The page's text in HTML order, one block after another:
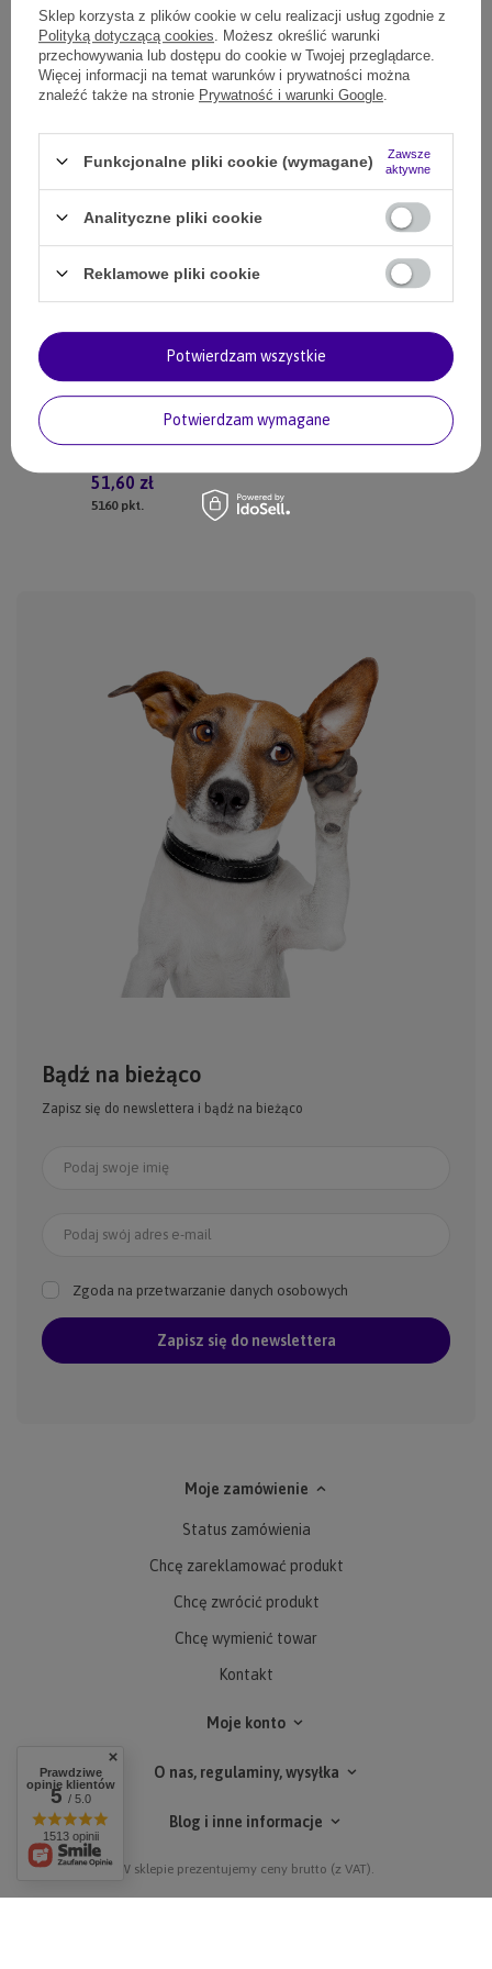
SZCZEGÓŁOWE INFORMACJE
OPINIE
Polecane
Regulowana smycz w nowojorskie graffiti
(Zniżka 6%)
47,46 zł
4746pkt.
51,60 zł
5160pkt.
Bądź na bieżąco
Zapisz się do newslettera i bądź na bieżąco
Podaj swoje imię
Podaj swój adres e-mail
Zgoda na przetwarzanie danych osobowych
Zapisz się do newslettera
Moje zamówienie
Status zamówienia
Chcę zareklamować produkt
Chcę zwrócić produkt
Chcę wymienić towar
Kontakt
Moje konto
O nas, regulaminy, wysyłka
Blog i inne informacje
W sklepie prezentujemy ceny brutto (z VAT).
Prawdziwe
opinie klientów
5/ 5.0
1513 opinii
Sklep korzysta z plików cookie w celu realizacji usług zgodnie z
Polityką dotyczącą cookies . Możesz określić warunki
przechowywania lub dostępu do cookie w Twojej przeglądarce.
Więcej informacji na temat warunków i prywatności można
znaleźć także na stronie Prywatność i warunki Google
Funkcjonalne pliki cookie (wymagane)
Zawsze
aktywne
Analityczne pliki cookie
Reklamowe pliki cookie
Potwierdzam wymagane
Potwierdzam wszystkie